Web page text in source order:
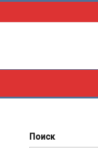
Поиск